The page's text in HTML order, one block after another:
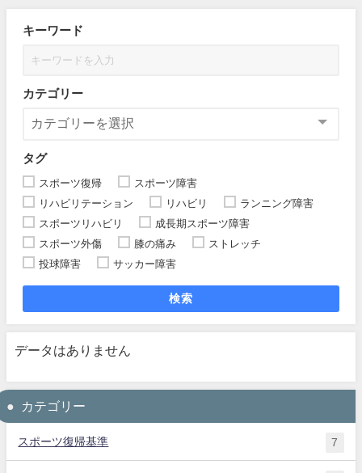
キーワード
カテゴリー
タグ
スポーツ復帰
スポーツ障害
リハビリテーション
リハビリ
ランニング障害
スポーツリハビリ
成長期スポーツ障害
スポーツ外傷
膝の痛み
ストレッチ
投球障害
サッカー障害
検索
データはありません
カテゴリー
スポーツ復帰基準 7